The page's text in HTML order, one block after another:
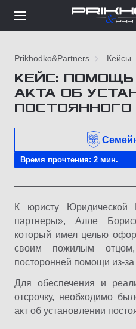
Prikhodko&Partners Кейсы
КЕЙС:
АКТА ОБ
Время прочтения: 2 мин.
К юристу Юридической
партнеры», Алле
который имел целью
своим пожилым
посторонней помощи из-
Для обеспечения и
отсрочку, необходимо
акт об установлении